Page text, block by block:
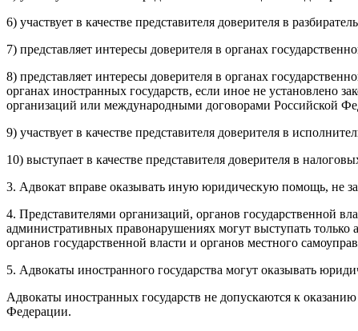
6) участвует в качестве представителя доверителя в
7) представляет интересы доверителя в органах
8) представляет интересы доверителя в органах
органах иностранных государств, если иное не установлено
организаций или международными договорами Российской
9) участвует в качестве представителя доверителя в
10) выступает в качестве представителя доверителя в
3. Адвокат вправе оказывать иную юридическую помощь, не
4. Представителями организаций, органов государственной
административных правонарушениях могут выступать
органов государственной власти и органов местного
5. Адвокаты иностранного государства могут оказывать
Адвокаты иностранных государств не допускаются к
Федерации.